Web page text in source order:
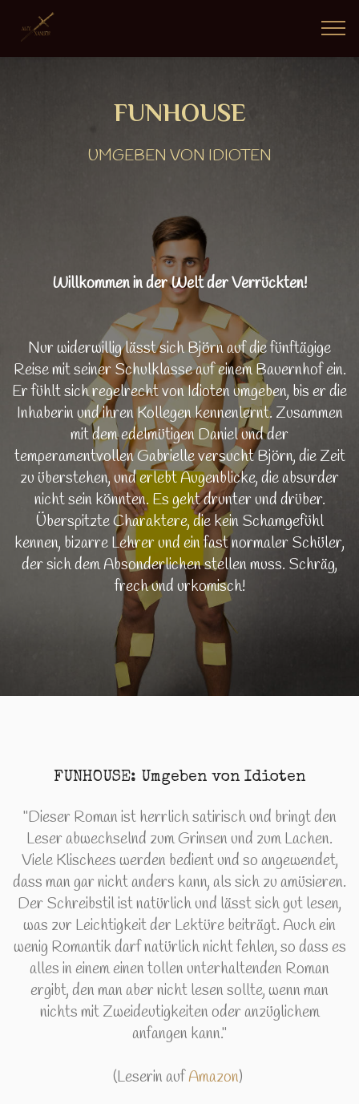
FUNHOUSE
UMGEBEN VON IDIOTEN
Willkommen in der Welt der Verrückten!
Nur widerwillig lässt sich Björn auf die fünftägige
Reise mit seiner Schulklasse auf einem Bauernhof ein.
Er fühlt sich regelrecht von Idioten umgeben, bis er die
Inhaberin und ihren Kollegen kennenlernt. Zusammen
mit dem edelmütigen Daniel und der
temperamentvollen Gabrielle versucht Björn, die Zeit
zu überstehen, und erlebt Augenblicke, die absurder
nicht sein könnten. Es geht drunter und drüber.
Überspitzte Charaktere, die kein Schamgefühl
kennen, bizarre Lehrer und ein fast normaler Schüler,
der sich dem Absonderlichen stellen muss. Schräg,
frech und urkomisch!
FUNHOUSE: Umgeben von Idioten
"Dieser Roman ist herrlich satirisch und bringt den
Leser abwechselnd zum Grinsen und zum Lachen.
Viele Klischees werden bedient und so angewendet,
dass man gar nicht anders kann, als sich zu amüsieren.
Der Schreibstil ist natürlich und lässt sich gut lesen,
was zur Leichtigkeit der Lektüre beiträgt. Auch ein
wenig Romantik darf natürlich nicht fehlen, so dass es
alles in einem einen tollen unterhaltenden Roman
ergibt, den man aber nicht lesen sollte, wenn man
nichts mit Zweideutigkeiten oder anzüglichem
anfangen kann."
(Leserin aufAmazon)